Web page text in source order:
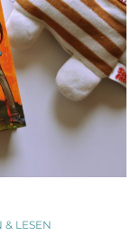
& LESEN